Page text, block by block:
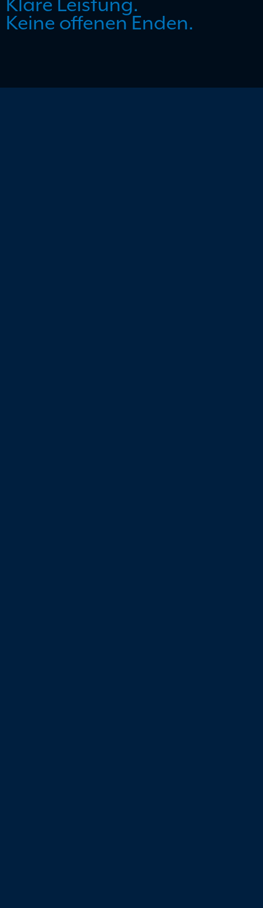
Klare Leistung.
Keine offenen Enden.